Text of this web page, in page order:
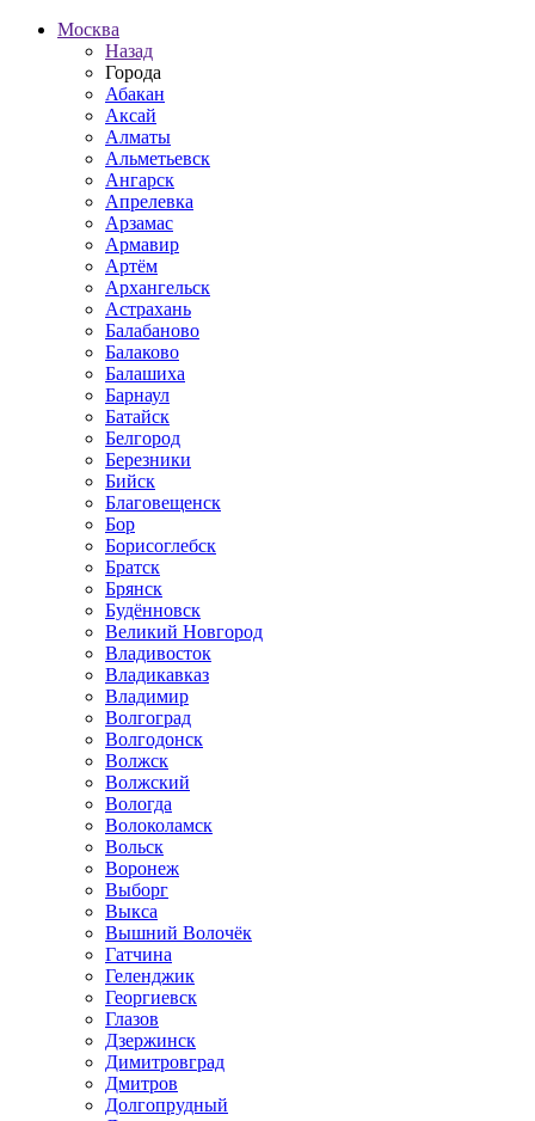
Москва
Назад
Города
Абакан
Аксай
Алматы
Альметьевск
Ангарск
Апрелевка
Арзамас
Армавир
Артём
Архангельск
Астрахань
Балабаново
Балаково
Балашиха
Барнаул
Батайск
Белгород
Березники
Бийск
Благовещенск
Бор
Борисоглебск
Братск
Брянск
Будённовск
Великий Новгород
Владивосток
Владикавказ
Владимир
Волгоград
Волгодонск
Волжск
Волжский
Вологда
Волоколамск
Вольск
Воронеж
Выборг
Выкса
Вышний Волочёк
Гатчина
Геленджик
Георгиевск
Глазов
Дзержинск
Димитровград
Дмитров
Долгопрудный